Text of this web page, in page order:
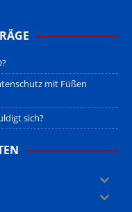
mit Füßen
sich?